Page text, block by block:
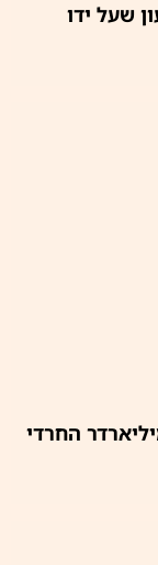
שעל ידו
החרדי